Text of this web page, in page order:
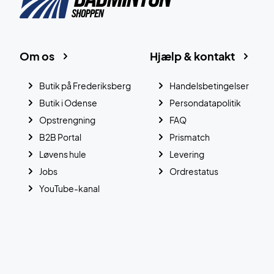
Hjælp & kontakt
Handelsbetingelser
Persondatapolitik
FAQ
Prismatch
Levering
Ordrestatus
Om os
Butik på Frederiksberg
Butik i Odense
Opstrengning
B2B Portal
Løvens hule
Jobs
YouTube-kanal